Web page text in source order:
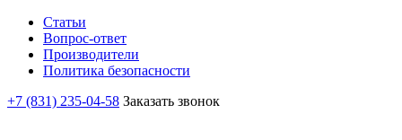
Статьи
Вопрос-ответ
Производители
Политика безопасности
+7 (831) 235-04-58 Заказать звонок